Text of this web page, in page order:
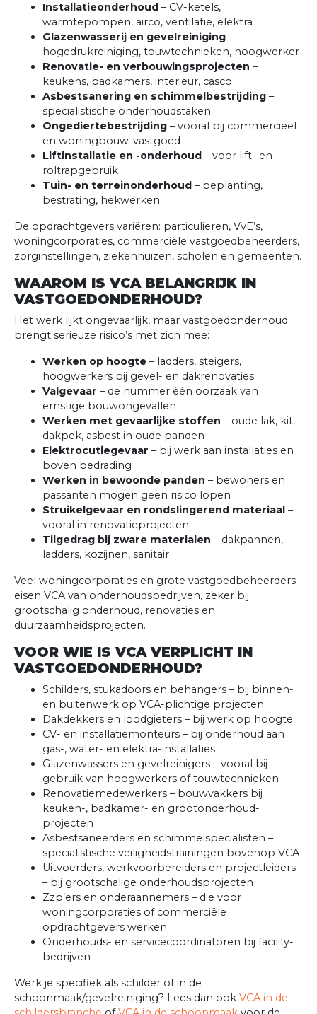
Installatieonderhoud – CV-ketels,
warmtepompen, airco, ventilatie, elektra
Glazenwasserij en gevelreiniging –
hogedrukreiniging, touwtechnieken, hoogwerker
Renovatie- en verbouwingsprojecten –
keukens, badkamers, interieur, casco
Asbestsanering en schimmelbestrijding –
specialistische onderhoudstaken
Ongediertebestrijding – vooral bij commercieel
en woningbouw-vastgoed
Liftinstallatie en -onderhoud – voor lift- en
roltrapgebruik
Tuin- en terreinonderhoud – beplanting,
bestrating, hekwerken
De opdrachtgevers variëren: particulieren, VvE’s,
woningcorporaties, commerciële vastgoedbeheerders,
zorginstellingen, ziekenhuizen, scholen en gemeenten.
WAAROM IS VCA BELANGRIJK IN
VASTGOEDONDERHOUD?
Het werk lijkt ongevaarlijk, maar vastgoedonderhoud
brengt serieuze risico’s met zich mee:
Werken op hoogte – ladders, steigers,
hoogwerkers bij gevel- en dakrenovaties
Valgevaar – de nummer één oorzaak van
ernstige bouwongevallen
Werken met gevaarlijke stoffen – oude lak, kit,
dakpek, asbest in oude panden
Elektrocutiegevaar – bij werk aan installaties en
boven bedrading
Werken in bewoonde panden – bewoners en
passanten mogen geen risico lopen
Struikelgevaar en rondslingerend materiaal –
vooral in renovatieprojecten
Tilgedrag bij zware materialen – dakpannen,
ladders, kozijnen, sanitair
Veel woningcorporaties en grote vastgoedbeheerders
eisen VCA van onderhoudsbedrijven, zeker bij
grootschalig onderhoud, renovaties en
duurzaamheidsprojecten.
VOOR WIE IS VCA VERPLICHT IN
VASTGOEDONDERHOUD?
Schilders, stukadoors en behangers – bij binnen-
en buitenwerk op VCA-plichtige projecten
Dakdekkers en loodgieters – bij werk op hoogte
CV- en installatiemonteurs – bij onderhoud aan
gas-, water- en elektra-installaties
Glazenwassers en gevelreinigers – vooral bij
gebruik van hoogwerkers of touwtechnieken
Renovatiemedewerkers – bouwvakkers bij
keuken-, badkamer- en grootonderhoud-
projecten
Asbestsaneerders en schimmelspecialisten –
specialistische veiligheidstrainingen bovenop VCA
Uitvoerders, werkvoorbereiders en projectleiders
– bij grootschalige onderhoudsprojecten
Zzp’ers en onderaannemers – die voor
woningcorporaties of commerciële
opdrachtgevers werken
Onderhouds- en servicecoördinatoren bij facility-
bedrijven
Werk je specifiek als schilder of in de
schoonmaak/gevelreiniging? Lees dan ook VCA in de